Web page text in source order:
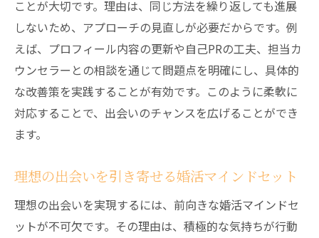
ことが大切です。理由は、同じ方法を繰り返しても進展
しないため、アプローチの見直しが必要だからです。例
えば、プロフィール内容の更新や自己PRの工夫、担当カ
ウンセラーとの相談を通じて問題点を明確にし、具体的
な改善策を実践することが有効です。このように柔軟に
対応することで、出会いのチャンスを広げることができ
ます。
理想の出会いを引き寄せる婚活マインドセット
理想の出会いを実現するには、前向きな婚活マインドセ
ットが不可欠です。その理由は、積極的な気持ちが行動